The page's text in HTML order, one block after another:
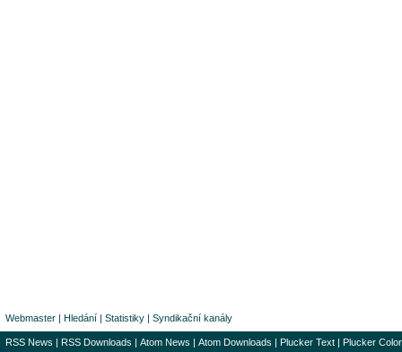
Webmaster | Hledání | Statistiky | Syndikační kanály
RSS News | RSS Downloads | Atom News | Atom Downloads | Plucker Text | Plucker Color